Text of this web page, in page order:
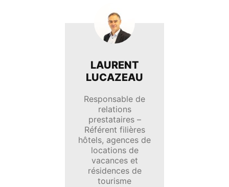
LAURENT
LUCAZEAU
Responsable de
relations
prestataires –
Référent filières
hôtels, agences de
locations de
vacances et
résidences de
tourisme